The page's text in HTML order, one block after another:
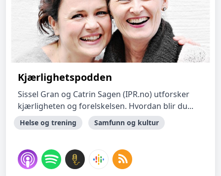
Kjærlighetspodden
Sissel Gran og Catrin Sagen (IPR.no) utforsker
kjærligheten og forelskelsen. Hvordan blir du...
Helse og trening Samfunn og kultur